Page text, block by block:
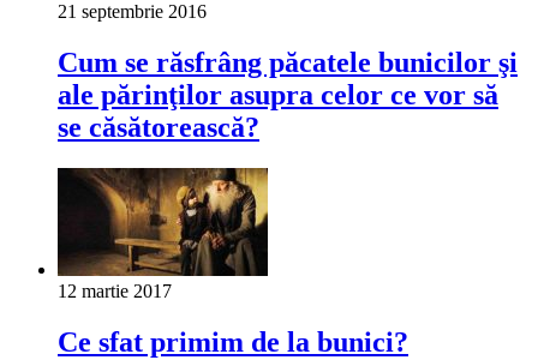
21 septembrie 2016
Cum se răsfrâng păcatele bunicilor şi
ale părinţilor asupra celor ce vor să
se căsătorească?
12 martie 2017
Ce sfat primim de la bunici?